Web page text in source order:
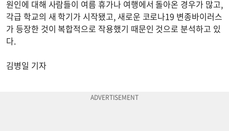
원인에 대해 사람들이 여름 휴가나 여행에서 돌아온 경우가 많고,
각급 학교의 새 학기가 시작됐고, 새로운 코로나19 변종바이러스
가 등장한 것이 복합적으로 작용했기 때문인 것으로 분석하고 있
다.
김병일 기자